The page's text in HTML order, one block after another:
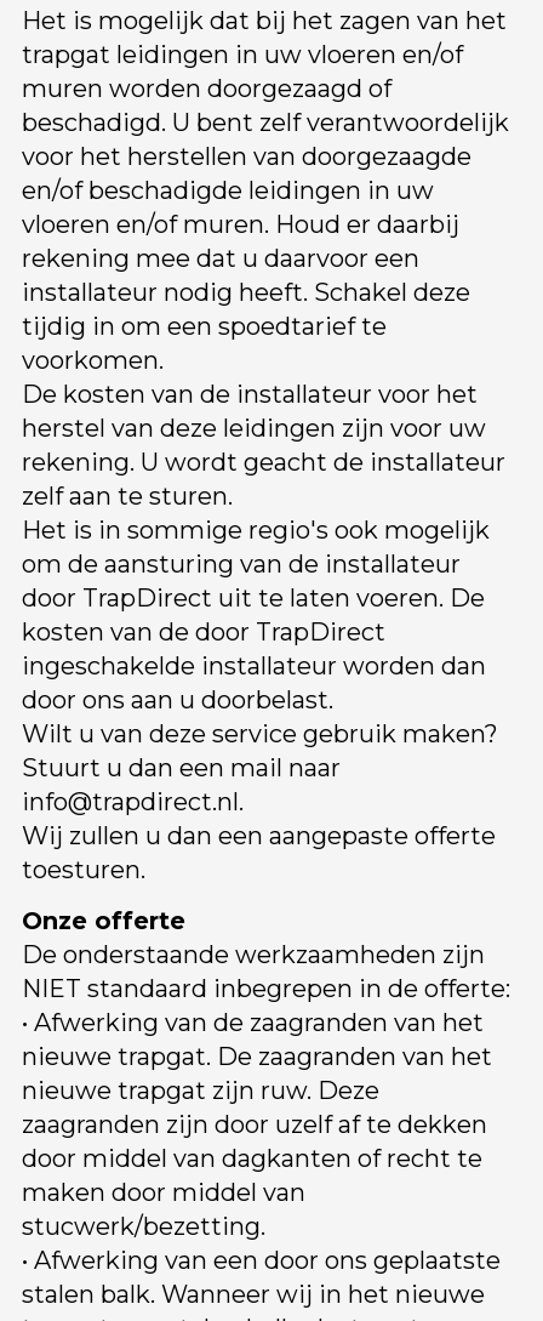
Het is mogelijk dat bij het zagen van het
trapgat leidingen in uw vloeren en/of
muren worden doorgezaagd of
beschadigd. U bent zelf verantwoordelijk
voor het herstellen van doorgezaagde
en/of beschadigde leidingen in uw
vloeren en/of muren. Houd er daarbij
rekening mee dat u daarvoor een
installateur nodig heeft. Schakel deze
tijdig in om een spoedtarief te
voorkomen.
De kosten van de installateur voor het
herstel van deze leidingen zijn voor uw
rekening. U wordt geacht de installateur
zelf aan te sturen.
Het is in sommige regio's ook mogelijk
om de aansturing van de installateur
door TrapDirect uit te laten voeren. De
kosten van de door TrapDirect
ingeschakelde installateur worden dan
door ons aan u doorbelast.
Wilt u van deze service gebruik maken?
Stuurt u dan een mail naar
info@trapdirect.nl .
Wij zullen u dan een aangepaste offerte
toesturen.
Onze offerte
De onderstaande werkzaamheden zijn
NIET standaard inbegrepen in de offerte:
• Afwerking van de zaagranden van het
nieuwe trapgat. De zaagranden van het
nieuwe trapgat zijn ruw. Deze
zaagranden zijn door uzelf af te dekken
door middel van dagkanten of recht te
maken door middel van
stucwerk/bezetting.
• Afwerking van een door ons geplaatste
stalen balk. Wanneer wij in het nieuwe